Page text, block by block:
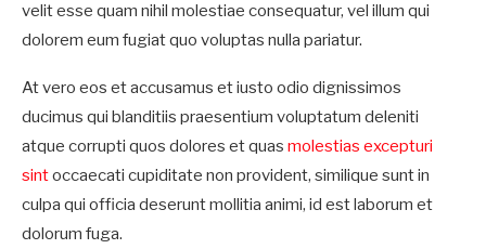
velit esse quam nihil molestiae consequatur, vel illum qui
dolorem eum fugiat quo voluptas nulla pariatur.
At vero eos et accusamus et iusto odio dignissimos
ducimus qui blanditiis praesentium voluptatum deleniti
atque corrupti quos dolores et quas molestias excepturi
sintoccaecati cupiditate non provident, similique sunt in
culpa qui officia deserunt mollitia animi, id est laborum et
dolorum fuga.